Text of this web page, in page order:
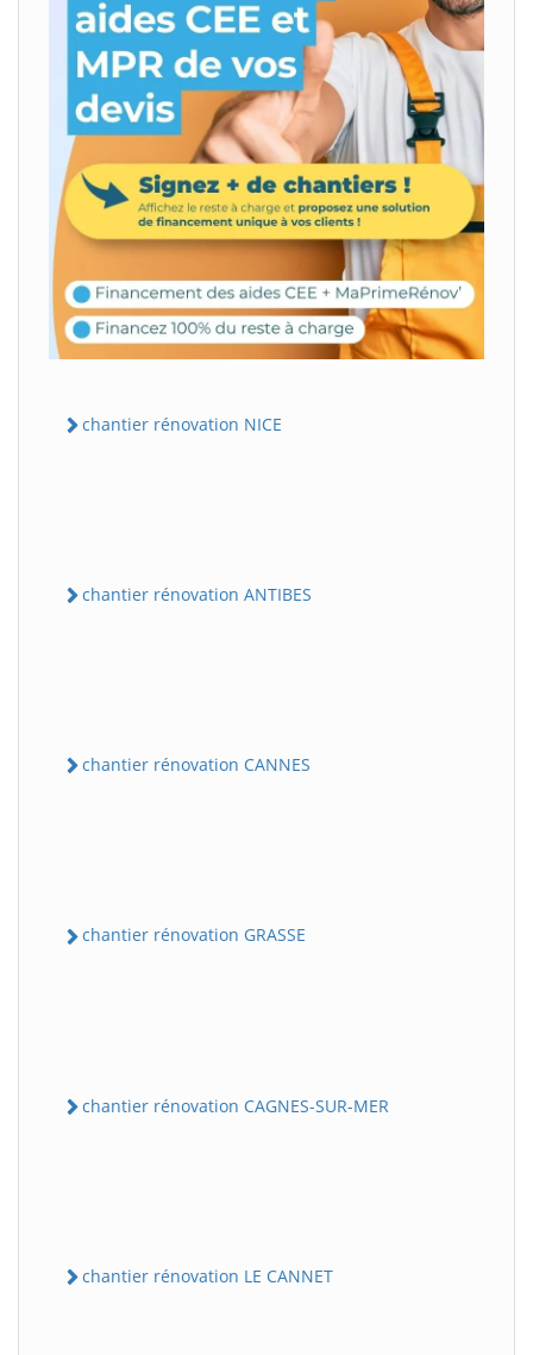
chantier rénovation NICE
chantier rénovation ANTIBES
chantier rénovation CANNES
chantier rénovation GRASSE
chantier rénovation CAGNES-SUR-MER
chantier rénovation LE CANNET